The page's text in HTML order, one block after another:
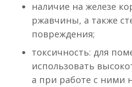
наличие на железе
ржавчины, а также
повреждения;
токсичность: для
использовать
а при работе с ними